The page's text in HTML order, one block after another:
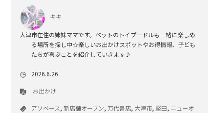
キキ
大津市在住の姉妹ママです。ペットのトイプードルも一緒に楽しめ
る場所を探し中☆楽しいお出かけスポットやお得情報、子ども
たちが喜ぶことを紹介していきます♪
2026.6.26
お出かけ
アソベース,新店舗オープン, 万代書店, 大津市, 堅田, ニューオ